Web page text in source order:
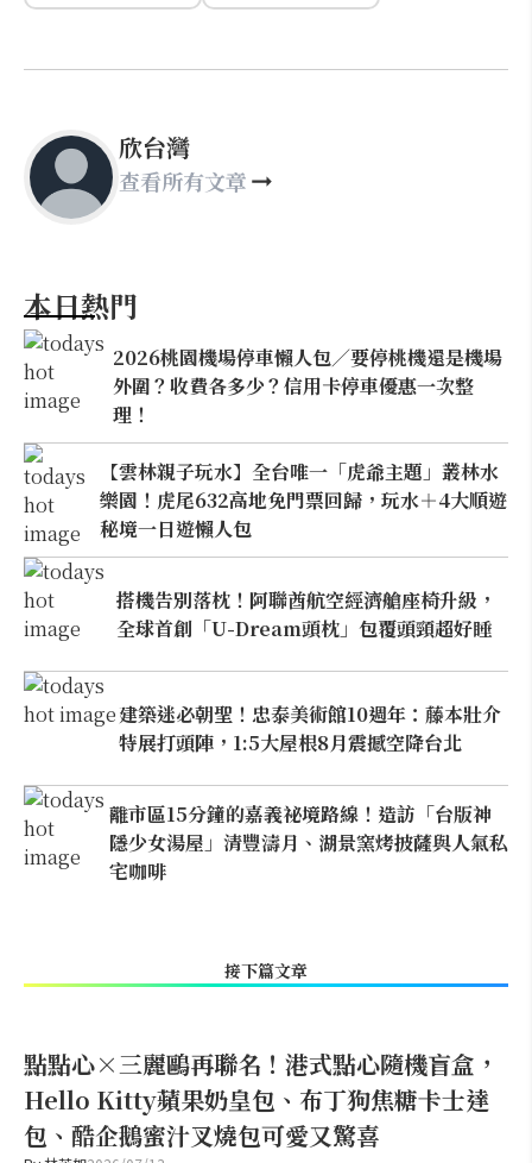
欣台灣
查看所有文章
本日熱門
2026桃園機場停車懶人包／要停桃機還是機場
外圍？收費各多少？信用卡停車優惠一次整
理！
【雲林親子玩水】全台唯一「虎爺主題」叢林水
樂園！虎尾632高地免門票回歸，玩水＋4大順遊
秘境一日遊懶人包
搭機告別落枕！阿聯酋航空經濟艙座椅升級，
全球首創「U-Dream頭枕」包覆頭頸超好睡
建築迷必朝聖！忠泰美術館10週年：藤本壯介
特展打頭陣，1:5大屋根8月震撼空降台北
離市區15分鐘的嘉義祕境路線！造訪「台版神
隱少女湯屋」清豐濤月、湖景窯烤披薩與人氣私
宅咖啡
接下篇文章
點點心×三麗鷗再聯名！港式點心隨機盲盒，
Hello Kitty蘋果奶皇包、布丁狗焦糖卡士達
包、酷企鵝蜜汁叉燒包可愛又驚喜